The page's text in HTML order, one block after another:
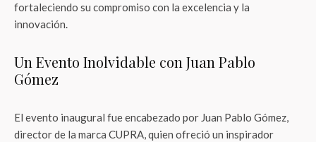
fortaleciendo su compromiso con la excelencia y la
innovación.
Un Evento Inolvidable con Juan Pablo
Gómez
El evento inaugural fue encabezado por Juan Pablo Gómez,
director de la marca CUPRA, quien ofreció un inspirador